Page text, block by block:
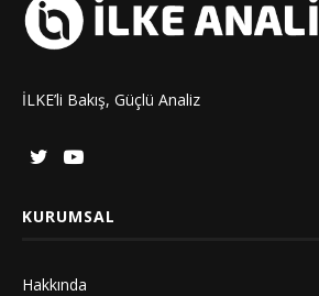
İLKE’li Bakış, Güçlü Analiz
KURUMSAL
Hakkında